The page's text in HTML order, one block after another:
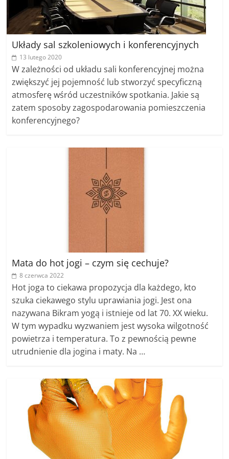
Układy sal szkoleniowych i konferencyjnych
13 lutego 2020
W zależności od układu sali konferencyjnej można
zwiększyć jej pojemność lub stworzyć specyficzną
atmosferę wśród uczestników spotkania. Jakie są
zatem sposoby zagospodarowania pomieszczenia
konferencyjnego?
Mata do hot jogi – czym się cechuje?
8 czerwca 2022
Hot joga to ciekawa propozycja dla każdego, kto
szuka ciekawego stylu uprawiania jogi. Jest ona
nazywana Bikram yogą i istnieje od lat 70. XX wieku.
W tym wypadku wyzwaniem jest wysoka wilgotność
powietrza i temperatura. To z pewnością pewne
utrudnienie dla jogina i maty. Na …